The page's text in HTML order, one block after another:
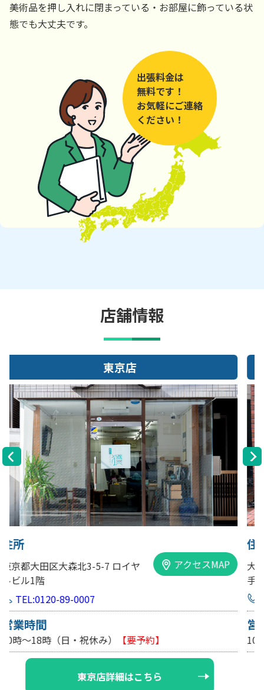
美術品を押し入れに閉まっている・お部屋に飾っている状
態でも大丈夫です。
出張料金は
無料です！
お気軽にご連絡
ください！
店舗情報
大阪店
住所
大阪市中央区内平野町1-1-5 西大
手前ビル103号
アクセスMAP
TEL:0120-89-0007
営業時間
10時～18時（日・祝休み/土曜は不定休）
大阪店詳細はこちら